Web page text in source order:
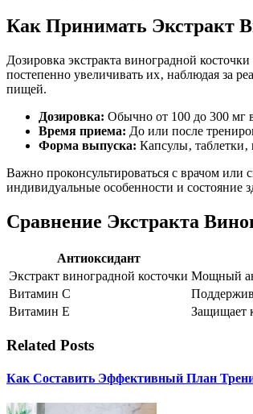
Как Принимать Экстракт
Дозировка экстракта виноградной
постепенно увеличивать их‚ наблюдая за
пищей.
Дозировка: Обычно от 100 до 300 мг
Время приема: До или после
Форма выпуска: Капсулы‚
Важно проконсультироваться с врачом
индивидуальные особенности и состояние
Сравнение Экстракта
Антиоксидант
Экстракт виноградной косточки Мощный
Витамин C
Витамин E
Защищает
Related Posts
Как Составить Эффективный План